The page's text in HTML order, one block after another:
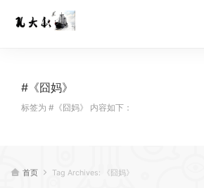
#《囧妈》
标签为 #《囧妈》 内容如下：
首页 Tag Archives: 《囧妈》